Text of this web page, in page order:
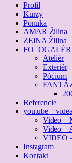
Profil
Kurzy
Ponuka
AMAR Žilina
ZEINA Žilina
Ateliér
Exteriér
Pódium
Referencie
youtube – videa
Video –
Video –
VIDEO
Instagram
Kontakt